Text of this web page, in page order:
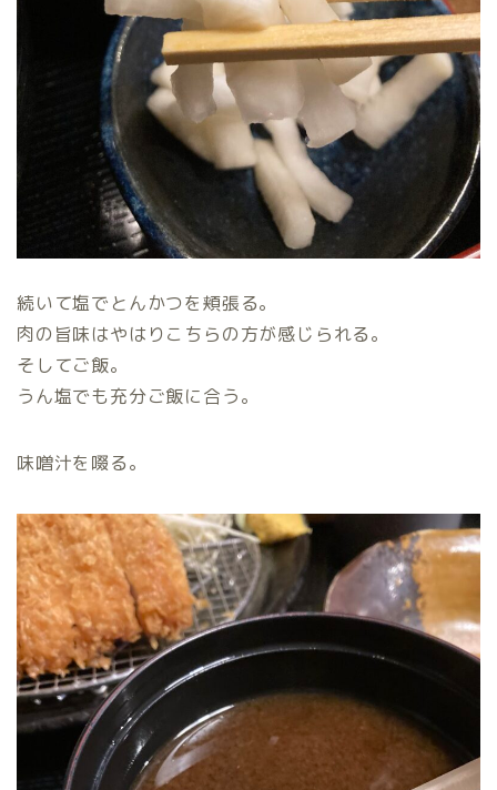
続いて塩でとんかつを頬張る。
肉の旨味はやはりこちらの方が感じられる。
そしてご飯。
うん塩でも充分ご飯に合う。
味噌汁を啜る。